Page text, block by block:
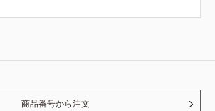
商品番号から注文